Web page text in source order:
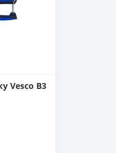
Vesco B3